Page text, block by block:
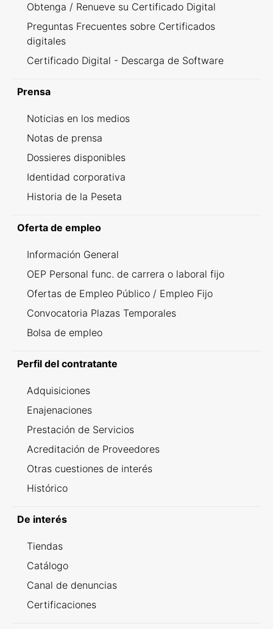
Obtenga / Renueve su Certificado Digital
Preguntas Frecuentes sobre Certificados
digitales
Certificado Digital - Descarga de Software
Prensa
Noticias en los medios
Notas de prensa
Dossieres disponibles
Identidad corporativa
Historia de la Peseta
Oferta de empleo
Información General
OEP Personal func. de carrera o laboral fijo
Ofertas de Empleo Público / Empleo Fijo
Convocatoria Plazas Temporales
Bolsa de empleo
Perfil del contratante
Adquisiciones
Enajenaciones
Prestación de Servicios
Acreditación de Proveedores
Otras cuestiones de interés
Histórico
De interés
Tiendas
Catálogo
Canal de denuncias
Certificaciones